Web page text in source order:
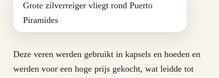
Grote zilverreiger vliegt rond Puerto
Piramides
Deze veren werden gebruikt in kapsels en hoeden en
werden voor een hoge prijs gekocht, wat leidde tot